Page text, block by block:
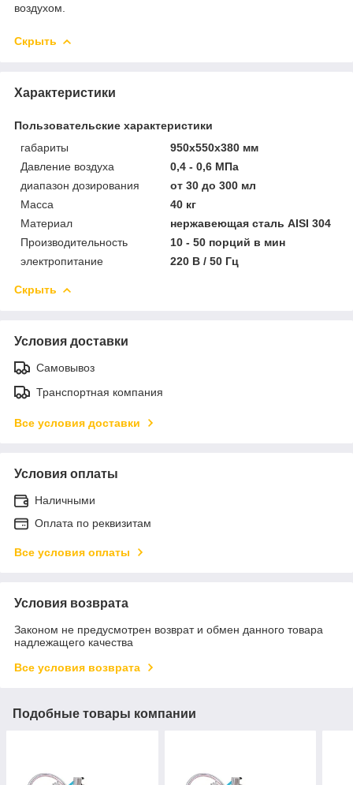
воздухом.
Скрыть
Характеристики
Пользовательские характеристики
габариты
950х550х380 мм
Давление воздуха
0,4 - 0,6 МПа
диапазон дозирования
от 30 до 300 мл
Масса
40 кг
Материал
нержавеющая сталь AISI 304
Производительность
10 - 50 порций в мин
электропитание
220 В / 50 Гц
Скрыть
Условия доставки
Самовывоз
Транспортная компания
Все условия доставки
Условия оплаты
Наличными
Оплата по реквизитам
Все условия оплаты
Условия возврата
Законом не предусмотрен возврат и обмен данного товара
надлежащего качества
Все условия возврата
Подобные товары компании